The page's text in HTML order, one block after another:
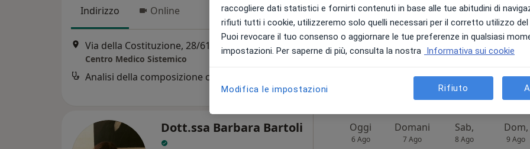
Indirizzo Online
Via della Costituzione, 28/61, Faenza Mappa
Centro Medico Sistemico
Analisi della composizione corporea
Dott.ssa Barbara Bartoli Oggi
6 Ago
Domani
7 Ago
Sab,
8 Ago
Dom,
9 Ago
raccogliere dati statistici e fornirti contenuti in base alle tue abitudini di
rifiuti tutti i cookie, utilizzeremo solo quelli necessari per il corretto utilizzo
Puoi revocare il tuo consenso o aggiornare le tue preferenze in qualsiasi
impostazioni. Per saperne di più, consulta la nostra Informativa sui cookie
Modifica le impostazioni Rifiuto